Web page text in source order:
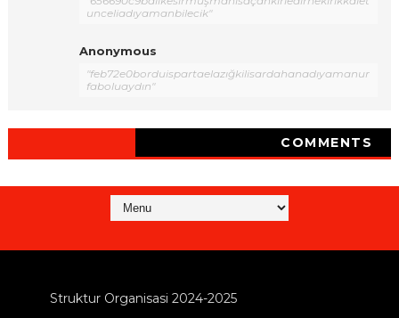
unceliadıyamanbilecik"
Anonymous
"feb72e0borduispartaelazığkilisardahanadıyamanur
faboluaydın"
COMMENTS
Struktur Organisasi 2024-2025